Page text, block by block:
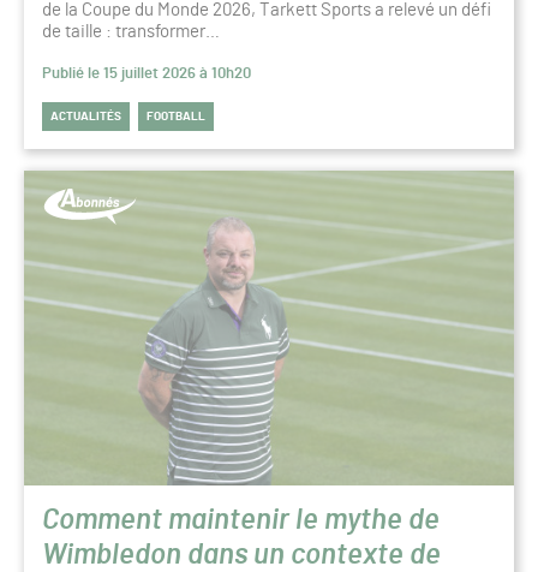
de la Coupe du Monde 2026, Tarkett Sports a relevé un défi
de taille : transformer…
Publié le 15 juillet 2026 à 10h20
ACTUALITÉS FOOTBALL
Comment maintenir le mythe de
Wimbledon dans un contexte de